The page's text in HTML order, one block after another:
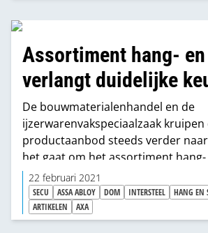
Assortiment hang-
verlangt duidelijke
De bouwmaterialenhandel en de
ijzerwarenvakspeciaalzaak kruipen
productaanbod steeds verder
het gaat om het assortiment hang-
Om zich te onderscheiden ten
maken de verschillende
eigen keuzes. Hoe kijkt de industrie
ontwikkelingen aan handelszijde?
22 februari 2021
SECU ASSA ABLOY DOM INTERSTEEL
HANG EN
ARTIKELEN
AXA